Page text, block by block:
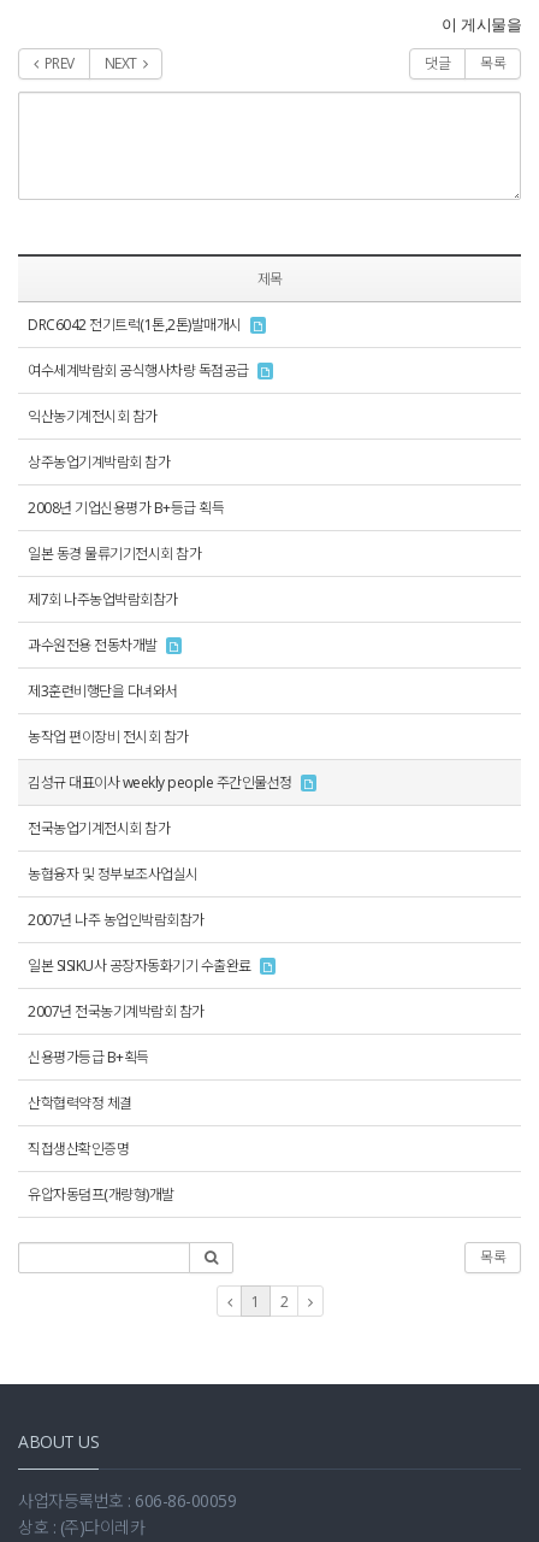
이 게시물을
PREV NEXT 댓글 목록
제목
DRC6042 전기트럭(1톤,2톤)발매개시
여수세계박람회 공식행사차량 독점공급
익산농기계전시회 참가
상주농업기계박람회 참가
2008년 기업신용평가 B+등급 획득
일본 동경 물류기기전시회 참가
제7회 나주농업박람회참가
과수원전용 전동차개발
제3훈련비행단을 다녀와서
농작업 편이장비 전시회 참가
김성규 대표이사 weekly people 주간인물선정
전국농업기계전시회 참가
농협융자 및 정부보조사업실시
2007년 나주 농업인박람회참가
일본 SISIKU사 공장자동화기기 수출완료
2007년 전국농기계박람회 참가
신용평가등급 B+획득
산학협력약정 체결
직접생산확인증명
유압자동덤프(개량형)개발
목록
1 2
ABOUT US
사업자등록번호 : 606-86-00059
상호 : (주)다이레카